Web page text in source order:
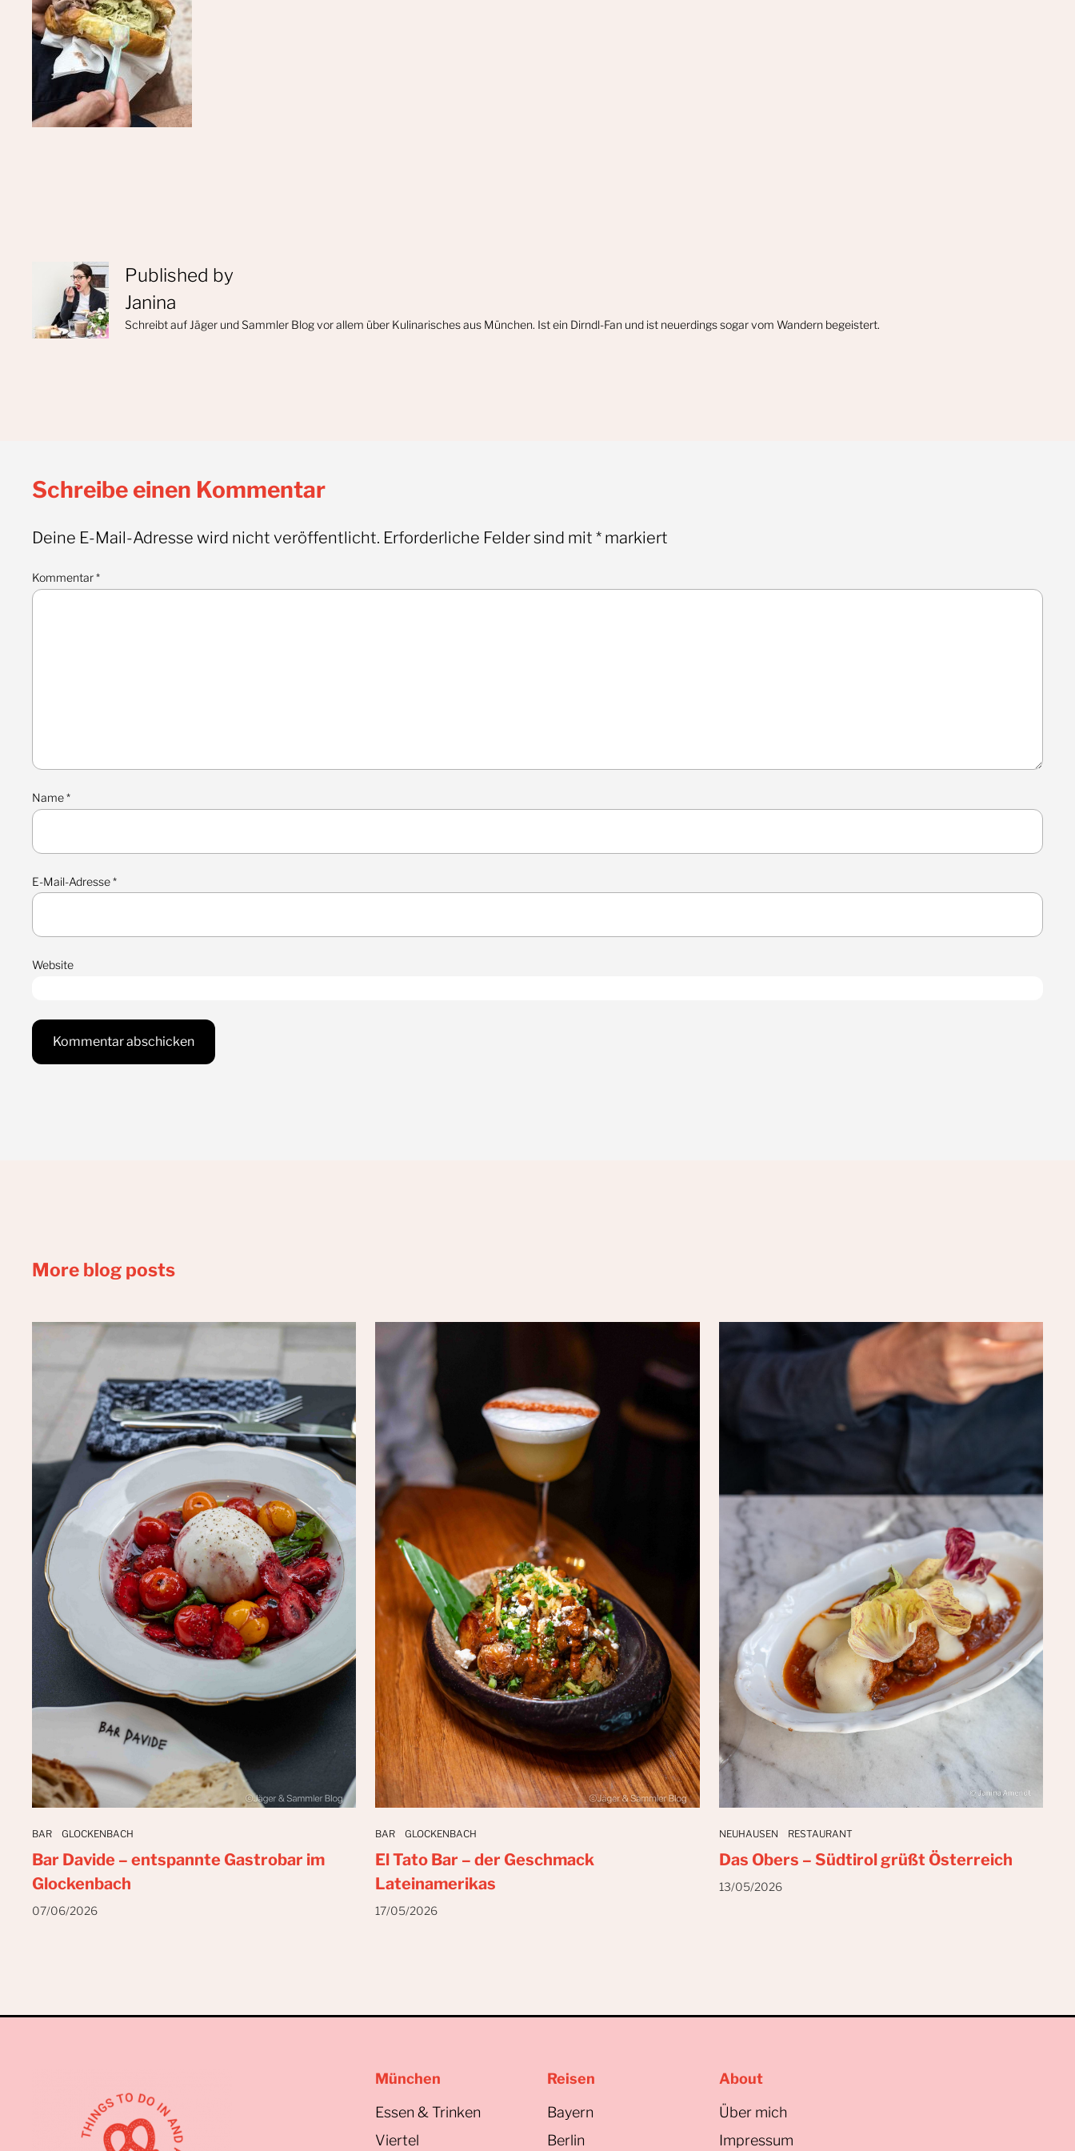
Published by
Janina
Schreibt auf Jäger und Sammler Blog vor allem über Kulinarisches aus München. Ist ein Dirndl-Fan und ist neuerdings sogar vom Wandern begeistert.
Schreibe einen Kommentar
Deine E-Mail-Adresse wird nicht veröffentlicht. Erforderliche Felder sind mit * markiert
Kommentar*
Name*
E-Mail-Adresse*
Website
More blog posts
BAR GLOCKENBACH
Bar Davide – entspannte Gastrobar im
Glockenbach
07/06/2026
BAR GLOCKENBACH
El Tato Bar – der Geschmack
Lateinamerikas
17/05/2026
NEUHAUSEN RESTAURANT
Das Obers – Südtirol grüßt Österreich
13/05/2026
München
Essen & Trinken
Viertel
Reisen
Bayern
Berlin
About
Über mich
Impressum